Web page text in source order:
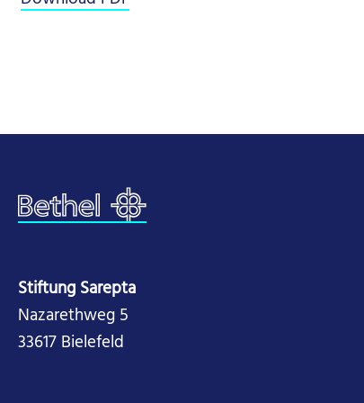
Stiftung Sarepta
Nazarethweg 5
33617 Bielefeld